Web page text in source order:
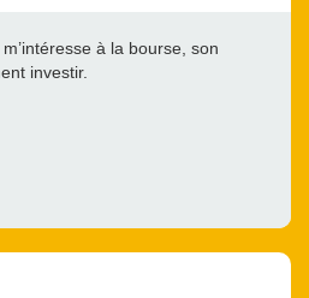
à la bourse, son
investir.